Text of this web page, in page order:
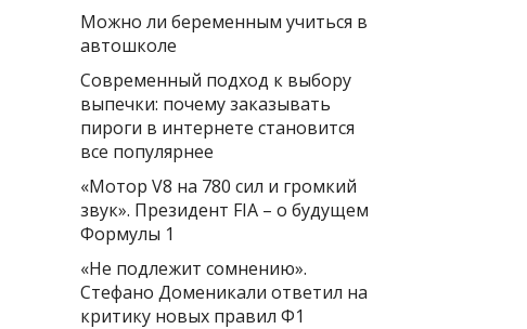
Можно ли беременным учиться в
автошколе
Современный подход к выбору
выпечки: почему заказывать
пироги в интернете становится
все популярнее
«Мотор V8 на 780 сил и громкий
звук». Президент FIA – о будущем
Формулы 1
«Не подлежит сомнению».
Стефано Доменикали ответил на
критику новых правил Ф1